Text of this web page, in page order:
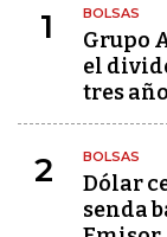
1 BOLSAS
Grupo
el
tres
2 BOLSAS
Dólar
senda